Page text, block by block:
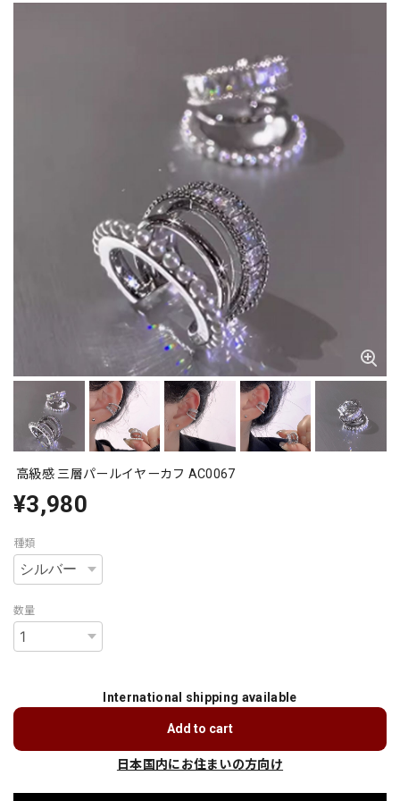
高級感 三層パールイヤーカフ AC0067
¥3,980
種類
数量
International shipping available
Add to cart
日本国内にお住まいの方向け